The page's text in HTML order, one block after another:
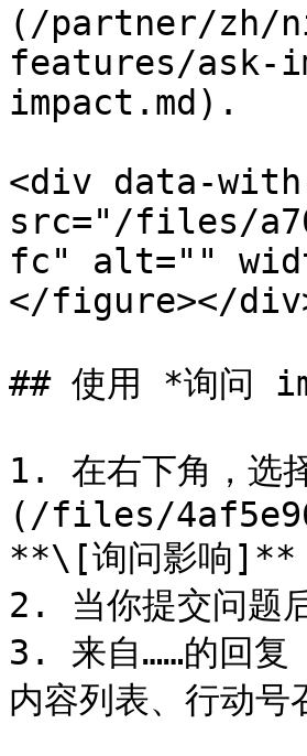
(/partner/zh/
features/ask-
impact.md).
<div data-
src="/files/
fc" alt=""
</figure></
## 使用 *询问
1. 在右下角，
(/files/
**\[询问影响]**
2. 当你提交问题
3. 来自……的回复
内容列表、行动号